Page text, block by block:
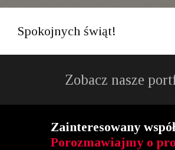
Spokojnych świąt!
Zobacz nasze
Zainteresowany
Porozmawiajmy o